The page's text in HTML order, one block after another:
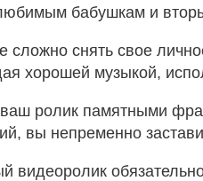
бабушкам и
сложно снять свое
хорошей музыкой,
ролик памятными
вы непременно
видеоролик